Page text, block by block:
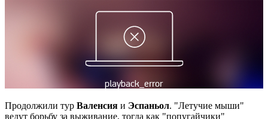
Продолжили тур Валенсия и Эспаньол. "Летучие мыши"
ведут борьбу за выживание, тогда как "попугайчики"